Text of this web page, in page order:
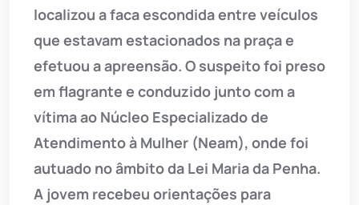
localizou a faca escondida entre veículos
que estavam estacionados na praça e
efetuou a apreensão. O suspeito foi preso
em flagrante e conduzido junto com a
vítima ao Núcleo Especializado de
Atendimento à Mulher (Neam), onde foi
autuado no âmbito da Lei Maria da Penha.
A jovem recebeu orientações para